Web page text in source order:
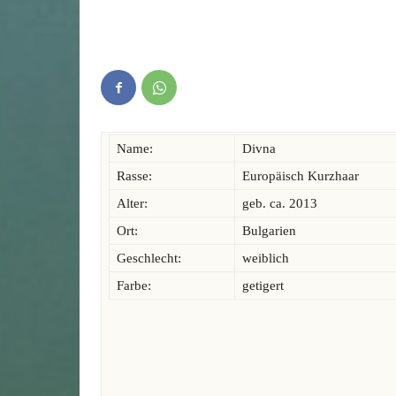
Name:
Divna
Rasse:
Europäisch Kurzhaar
Alter:
geb. ca. 2013
Ort:
Bulgarien
Geschlecht:
weiblich
Farbe:
getigert